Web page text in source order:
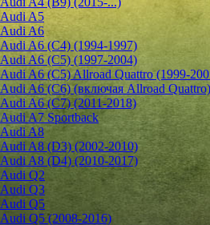
Audi A5
Audi A6
Audi A6 (C4) (1994-1997)
Audi A6 (C5) (1997-2004)
Audi A6 (C5) Allroad Quattro (1999-
Audi A6 (C6) (включая Allroad
Audi A6 (C7) (2011-2018)
Audi A7 Sportback
Audi A8
Audi A8 (D3) (2002-2010)
Audi A8 (D4) (2010-2017)
Audi Q2
Audi Q3
Audi Q5
Audi Q5 (2008-2016)